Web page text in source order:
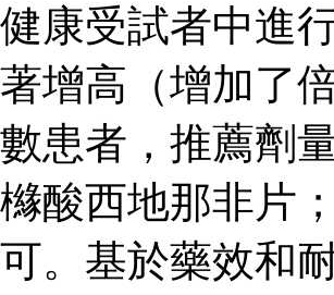
健康受試者中進
著增高（增加了
數患者，推薦劑
櫞酸西地那非片
可。基於藥效和